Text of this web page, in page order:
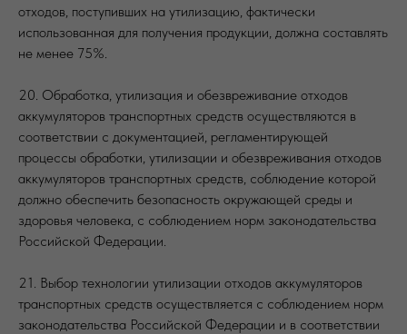
отходов, поступивших на утилизацию, фактически
использованная для получения продукции, должна составлять
не менее 75%.
20. Обработка, утилизация и обезвреживание отходов
аккумуляторов транспортных средств осуществляются в
соответствии с документацией, регламентирующей
процессы обработки, утилизации и обезвреживания отходов
аккумуляторов транспортных средств, соблюдение которой
должно обеспечить безопасность окружающей среды и
здоровья человека, с соблюдением норм законодательства
Российской Федерации.
21. Выбор технологии утилизации отходов аккумуляторов
транспортных средств осуществляется с соблюдением норм
законодательства Российской Федерации и в соответствии